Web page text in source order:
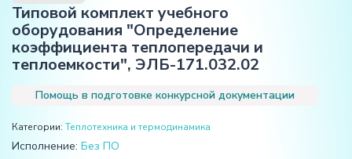
Типовой комплект учебного
оборудования "Определение
коэффициента теплопередачи и
теплоемкости", ЭЛБ-171.032.02
Помощь в подготовке конкурсной документации
Категории: Теплотехника и термодинамика
Исполнение: Без ПО